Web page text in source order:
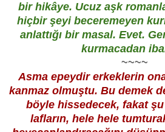
bir hikâye. Ucuz aşk
hiçbir şeyi beceremeyen
anlattığı bir masal. Evet.
kurmacadan
~~~~
Asma epeydir erkeklerin
kanmaz olmuştu. Bu demek
böyle hissedecek, fakat
lafların, hele hele